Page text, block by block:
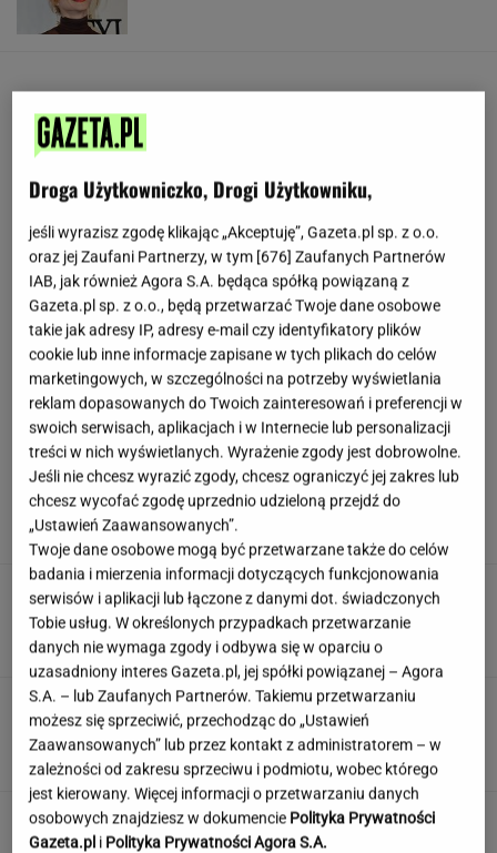
Hyży dosadnie odpowiedziała hejterom.
"Skończyła mi się cierpliwość"
Te kultowe teksty zapisały się w pamięci
wszystkich Polaków. Znasz je?
Wieniawa jako jurorka "TzG" to
dobry pomysł? "Będzie musiała być uważna"
Nie czekaj, aż będzie za późno. To może
oznaczać, że szkoła przestała służyć dziecku
Droga Użytkowniczko, Drogi Użytkowniku,
jeśli wyrazisz zgodę klikając „Akceptuję”, Gazeta.pl sp. z o.o.
oraz jej Zaufani Partnerzy, w tym [676] Zaufanych Partnerów
IAB, jak również Agora S.A. będąca spółką powiązaną z
Gazeta.pl sp. z o.o., będą przetwarzać Twoje dane osobowe
takie jak adresy IP, adresy e-mail czy identyfikatory plików
cookie lub inne informacje zapisane w tych plikach do celów
marketingowych, w szczególności na potrzeby wyświetlania
reklam dopasowanych do Twoich zainteresowań i preferencji w
swoich serwisach, aplikacjach i w Internecie lub personalizacji
treści w nich wyświetlanych. Wyrażenie zgody jest dobrowolne.
Jeśli nie chcesz wyrazić zgody, chcesz ograniczyć jej zakres lub
chcesz wycofać zgodę uprzednio udzieloną przejdź do
„Ustawień Zaawansowanych”.
Twoje dane osobowe mogą być przetwarzane także do celów
badania i mierzenia informacji dotyczących funkcjonowania
serwisów i aplikacji lub łączone z danymi dot. świadczonych
Tobie usług. W określonych przypadkach przetwarzanie
danych nie wymaga zgody i odbywa się w oparciu o
uzasadniony interes Gazeta.pl, jej spółki powiązanej – Agora
S.A. – lub Zaufanych Partnerów. Takiemu przetwarzaniu
możesz się sprzeciwić, przechodząc do „Ustawień
Zaawansowanych” lub przez kontakt z administratorem – w
zależności od zakresu sprzeciwu i podmiotu, wobec którego
jest kierowany. Więcej informacji o przetwarzaniu danych
osobowych znajdziesz w dokumencie Polityka Prywatności
Gazeta.pl i Polityka Prywatności Agora S.A.